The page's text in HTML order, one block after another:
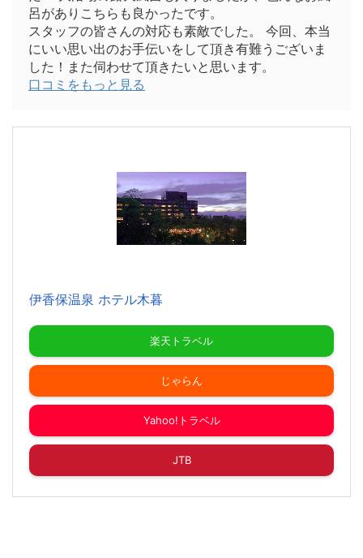
呂がありこちらも良かったです。
スタッフの皆さんの対応も素敵でした。 今回、本当
にいい思い出のお手伝いをして頂き有難うございま
した！また伺わせて頂きたいと思います。
口コミをもっと見る
伊香保温泉 ホテル木暮
楽天トラベル
じゃらん
Yahoo!トラベル
JTB